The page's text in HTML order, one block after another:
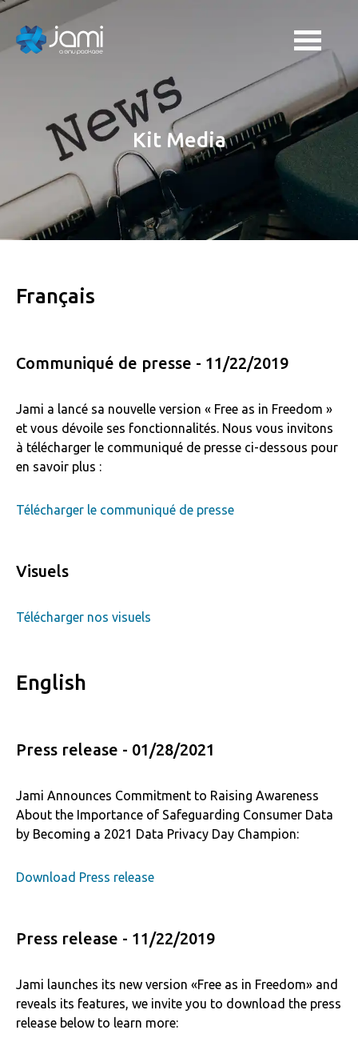
Kit Media
Français
Communiqué de presse - 11/22/2019
Jami a lancé sa nouvelle version « Free as in Freedom »
et vous dévoile ses fonctionnalités. Nous vous invitons
à télécharger le communiqué de presse ci-dessous pour
en savoir plus :
Télécharger le communiqué de presse
Visuels
Télécharger nos visuels
English
Press release - 01/28/2021
Jami Announces Commitment to Raising Awareness
About the Importance of Safeguarding Consumer Data
by Becoming a 2021 Data Privacy Day Champion:
Download Press release
Press release - 11/22/2019
Jami launches its new version «Free as in Freedom» and
reveals its features, we invite you to download the press
release below to learn more: